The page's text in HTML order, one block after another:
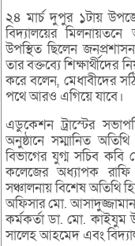
২৪ মার্চ দুপুর ১টায়
বিদ্যালয়ের
উপস্থিত ছিলেন
তার বক্তব্যে
করে বলেন, মেধাবীদের
পথে আরও এগিয়ে যাবে।
এডুকেশন ট্রাস্টের
অনুষ্ঠানে সম্মানিত
বিভাগের যুগ্ম সচিব কবি
কলেজের অধ্যাপক
সঞ্চালনায় বিশেষ অতিথি
অফিসার মো. আসাদুজ্জামান,
কর্মকর্তা ডা. মো. কাইযুম
সালেহ আহমেদ এবং